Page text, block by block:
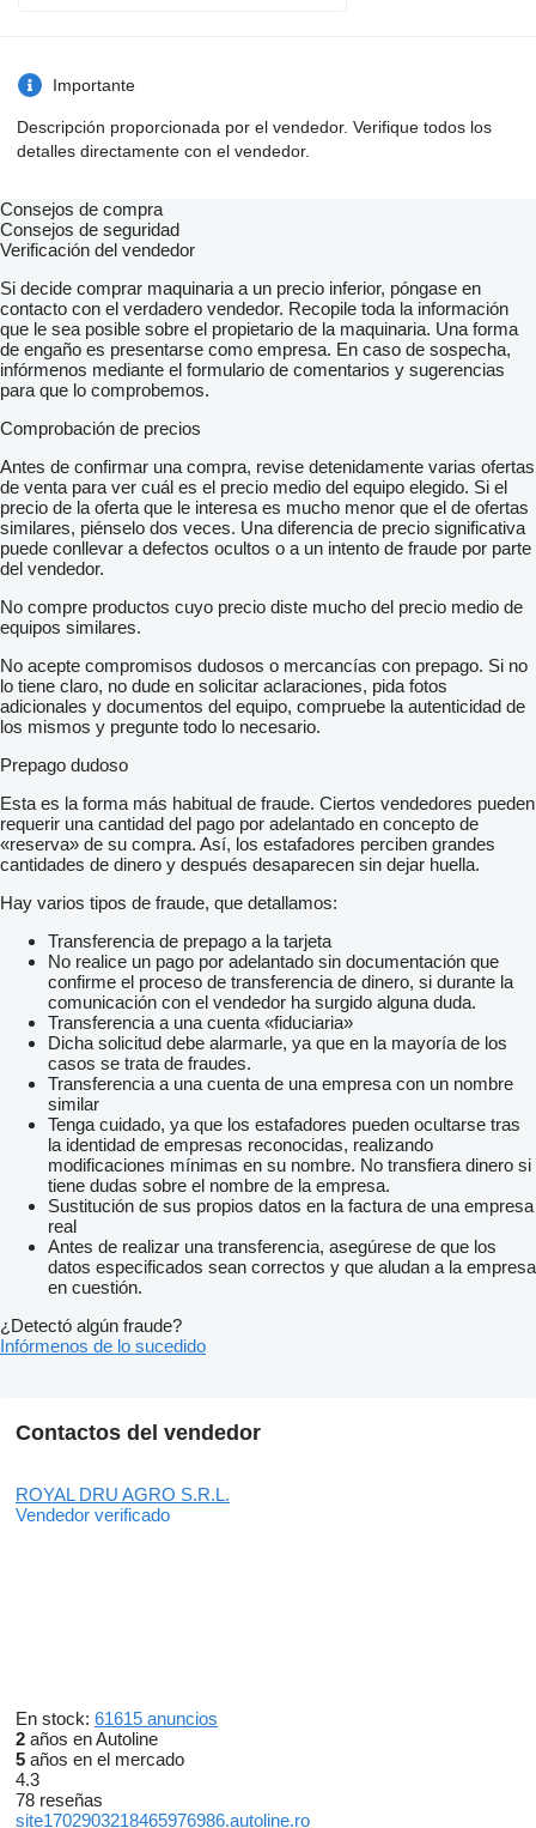
Importante
Descripción proporcionada por el vendedor. Verifique todos los
detalles directamente con el vendedor.
Consejos de compra
Consejos de seguridad
Verificación del vendedor
Si decide comprar maquinaria a un precio inferior, póngase en
contacto con el verdadero vendedor. Recopile toda la información
que le sea posible sobre el propietario de la maquinaria. Una forma
de engaño es presentarse como empresa. En caso de sospecha,
infórmenos mediante el formulario de comentarios y sugerencias
para que lo comprobemos.
Comprobación de precios
Antes de confirmar una compra, revise detenidamente varias ofertas
de venta para ver cuál es el precio medio del equipo elegido. Si el
precio de la oferta que le interesa es mucho menor que el de ofertas
similares, piénselo dos veces. Una diferencia de precio significativa
puede conllevar a defectos ocultos o a un intento de fraude por parte
del vendedor.
No compre productos cuyo precio diste mucho del precio medio de
equipos similares.
No acepte compromisos dudosos o mercancías con prepago. Si no
lo tiene claro, no dude en solicitar aclaraciones, pida fotos
adicionales y documentos del equipo, compruebe la autenticidad de
los mismos y pregunte todo lo necesario.
Prepago dudoso
Esta es la forma más habitual de fraude. Ciertos vendedores pueden
requerir una cantidad del pago por adelantado en concepto de
«reserva» de su compra. Así, los estafadores perciben grandes
cantidades de dinero y después desaparecen sin dejar huella.
Hay varios tipos de fraude, que detallamos:
Transferencia de prepago a la tarjeta
No realice un pago por adelantado sin documentación que
confirme el proceso de transferencia de dinero, si durante la
comunicación con el vendedor ha surgido alguna duda.
Transferencia a una cuenta «fiduciaria»
Dicha solicitud debe alarmarle, ya que en la mayoría de los
casos se trata de fraudes.
Transferencia a una cuenta de una empresa con un nombre
similar
Tenga cuidado, ya que los estafadores pueden ocultarse tras
la identidad de empresas reconocidas, realizando
modificaciones mínimas en su nombre. No transfiera dinero si
tiene dudas sobre el nombre de la empresa.
Sustitución de sus propios datos en la factura de una empresa
real
Antes de realizar una transferencia, asegúrese de que los
datos especificados sean correctos y que aludan a la empresa
en cuestión.
¿Detectó algún fraude?
Infórmenos de lo sucedido
Contactos del vendedor
ROYAL DRU AGRO S.R.L.
Vendedor verificado
En stock: 61615 anuncios
2 años en Autoline
5 años en el mercado
4.3
78 reseñas
site1702903218465976986.autoline.ro